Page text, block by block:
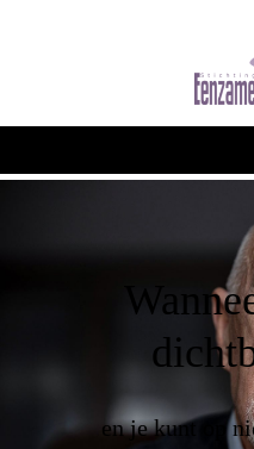
en je kunt op